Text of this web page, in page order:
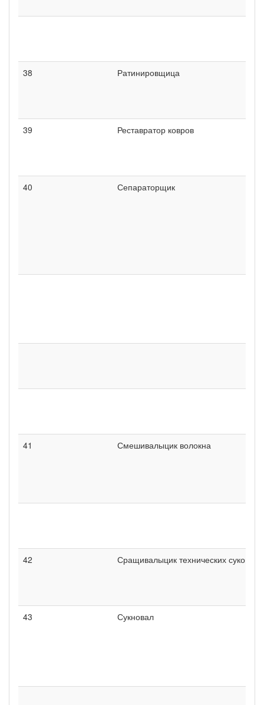
38 Ратинировщица
39 Реставратор ковров
40 Сепараторщик
41 Смешивалыцик волокна
42 Сращивалыцик технических суков
43 Сукновал